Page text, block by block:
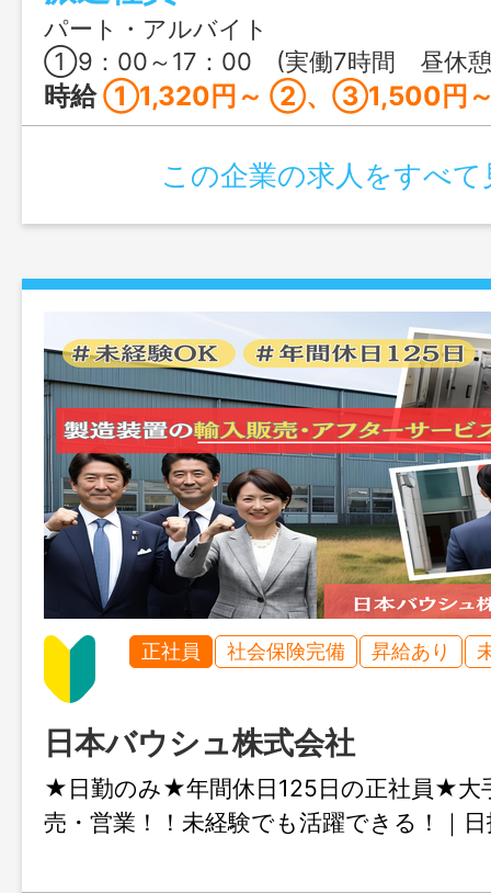
パート・アルバイト
①9：00～17：00 (実働7時間 昼休憩60分） ②17：00～22：00 (実働5時間） ③22：00～7：00 (実働8時間 昼休憩
時給①1,320円～ ②、③1,500円
この企業の求人をすべて
正社員 社会保険完備 昇給あり
日本バウシュ株式会社
★日勤のみ★年間休日125日の正社員★大
売・営業！！未経験でも活躍できる！｜